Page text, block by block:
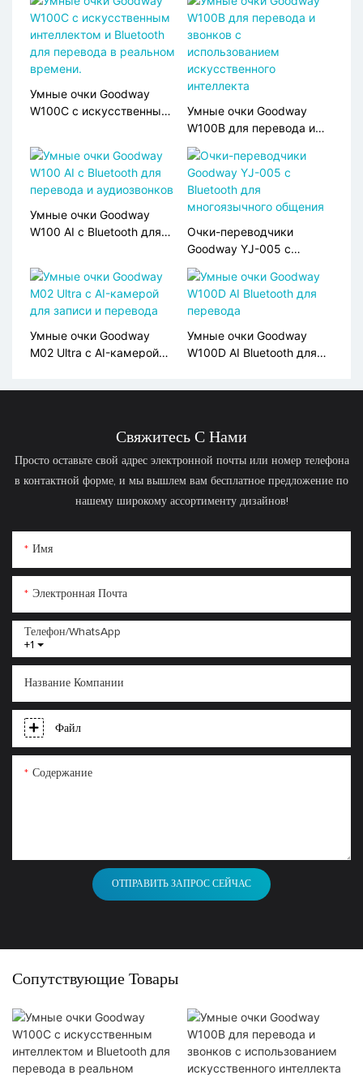
Умные очки Goodway
W100C с искусственным
для перевода в реальном
времени.
Умные очки Goodway
W100B для перевода и
звонков с
использованием
искусственного
интеллекта
Умные очки Goodway
W100 AI с Bluetooth для
Очки-переводчики
Goodway YJ-005 с
Bluetooth для
многоязычного общения
Умные очки Goodway
M02 Ultra с AI-камерой
Умные очки Goodway
W100D AI Bluetooth для
Свяжитесь С Нами
Просто оставьте свой адрес электронной почты или номер телефона
в контактной форме, и мы вышлем вам бесплатное предложение по
нашему широкому ассортименту дизайнов!
Имя
Электронная Почта
+1
Телефон/WhatsApp
Название Компании
Файл
Содержание
ОТПРАВИТЬ ЗАПРОС СЕЙЧАС
Сопутствующие Товары